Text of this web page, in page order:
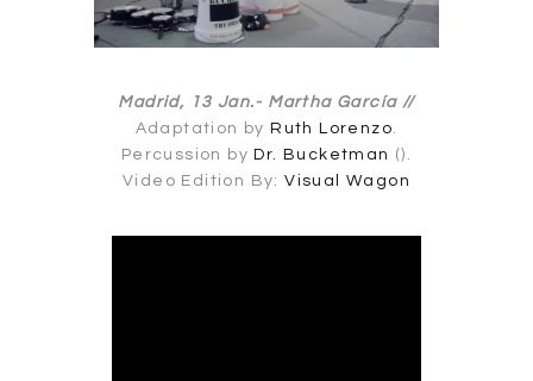
Madrid, 13 Jan.- Martha García //
Adaptation by Ruth Lorenzo.
Percussion by Dr. Bucketman ().
Video Edition By:Visual Wagon